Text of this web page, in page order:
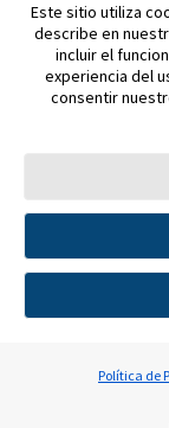
MANTÉNGASE EN
Términos de
Política de
Preferencias
©2026 Abbott. La
comerciales
Plus Reg. San.
de Autorización
Este sitio utiliza
describe en
incluir el
experiencia del
consentir
Política de